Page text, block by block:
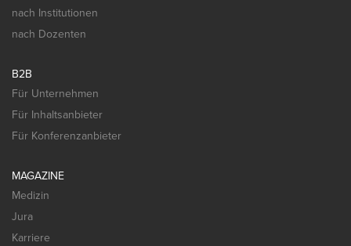
nach Institutionen
nach Dozenten
B2B
Für Unternehmen
Für Inhaltsanbieter
Für Konferenzanbieter
MAGAZINE
Medizin
Jura
Karriere